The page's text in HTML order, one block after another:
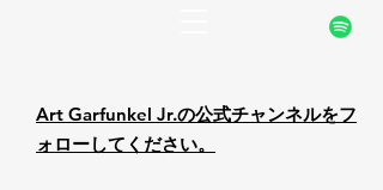
Art Garfunkel Jr.の公式チャンネルをフ
ォローしてください。